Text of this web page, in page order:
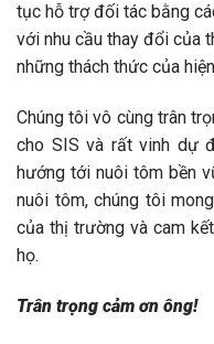
tục hỗ trợ đối tác bằng
với nhu cầu thay đổi của
những thách thức của
Chúng tôi vô cùng trân
cho SIS và rất vinh dự
hướng tới nuôi tôm bền
nuôi tôm, chúng tôi
của thị trường và cam
họ.
Trân trọng cảm ơn ông!